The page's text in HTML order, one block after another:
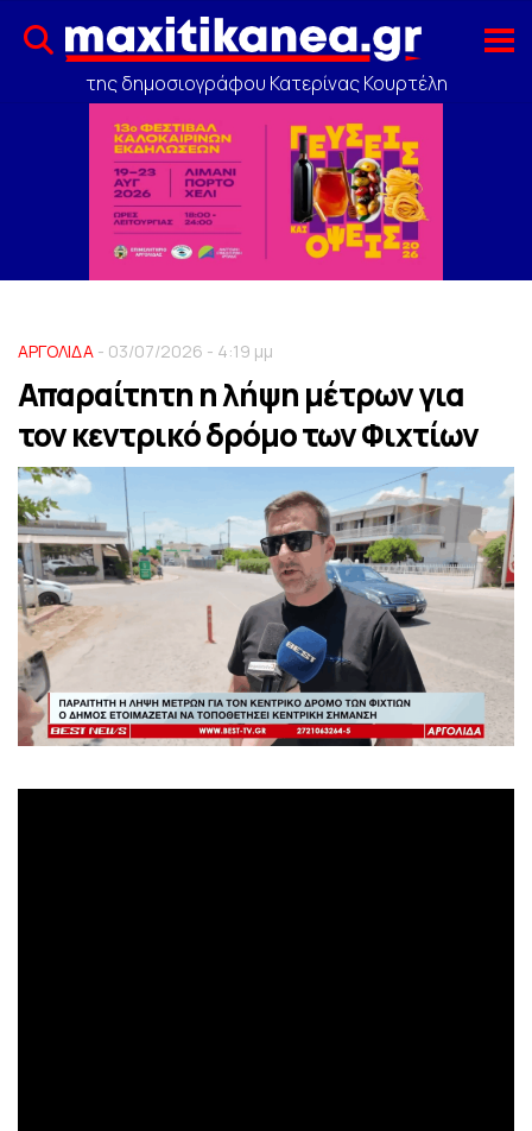
της δημοσιογράφου Κατερίνας Κουρτέλη
ΑΡΓΟΛΙΔΑ - 03/07/2026 - 4:19 μμ
Απαραίτητη η λήψη μέτρων για
τον κεντρικό δρόμο των Φιχτίων